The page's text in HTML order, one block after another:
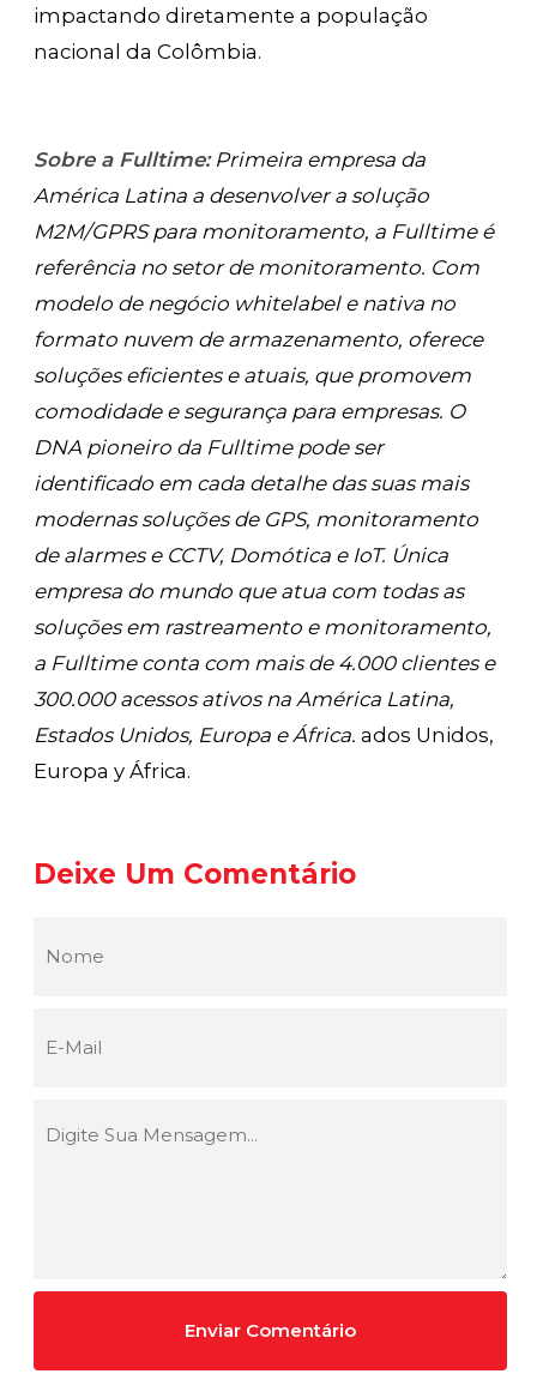
impactando diretamente a população
nacional da Colômbia.
Sobre a Fulltime:Primeira empresa da
América Latina a desenvolver a solução
M2M/GPRS para monitoramento, a Fulltime é
referência no setor de monitoramento. Com
modelo de negócio whitelabel e nativa no
formato nuvem de armazenamento, oferece
soluções eficientes e atuais, que promovem
comodidade e segurança para empresas. O
DNA pioneiro da Fulltime pode ser
identificado em cada detalhe das suas mais
modernas soluções de GPS, monitoramento
de alarmes e CCTV, Domótica e IoT. Única
empresa do mundo que atua com todas as
soluções em rastreamento e monitoramento,
a Fulltime conta com mais de 4.000 clientes e
300.000 acessos ativos na América Latina,
Estados Unidos, Europa e África.ados Unidos,
Europa y África.
Deixe Um Comentário